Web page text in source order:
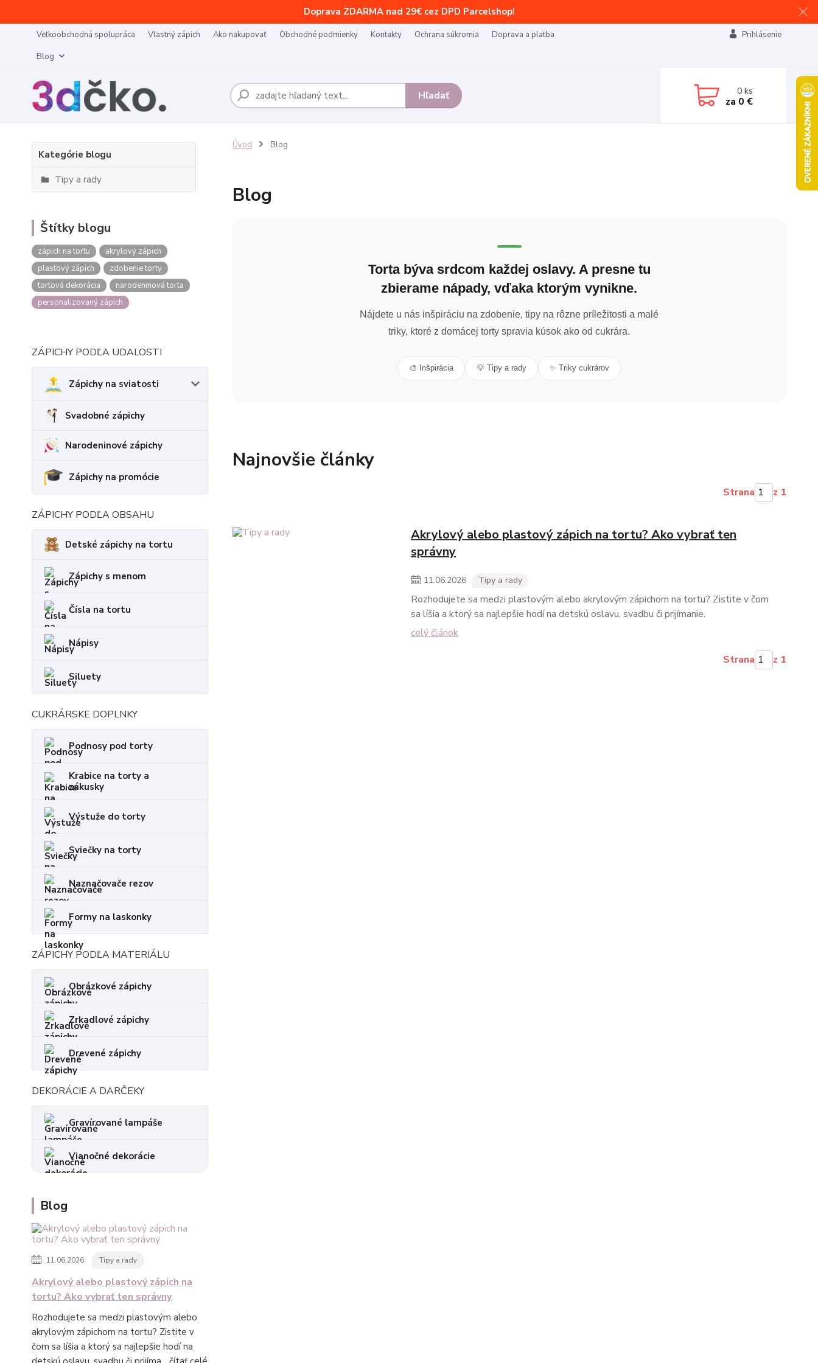
Doprava ZDARMA nad 29€ cez DPD Parcelshop!
Veľkoobchodná spolupráca Vlastný zápich Ako nakupovať Obchodné podmienky Kontakty Ochrana súkromia
Doprava a platba
Blog
Prihlásenie
Hľadať 0ks
za 0 €
Kategórie blogu
Tipy a rady
Štítky blogu
zápich na tortu
akrylový zápich
plastový zápich
zdobenie torty
tortová dekorácia
narodeninová torta
personalizovaný zápich
ZÁPICHY PODĽA UDALOSTI
Zápichy na sviatosti
Svadobné zápichy
Narodeninové zápichy
Zápichy na promócie
ZÁPICHY PODĽA OBSAHU
Detské zápichy na tortu
Zápichy s menom
Čísla na tortu
Nápisy
Siluety
CUKRÁRSKE DOPLNKY
Podnosy pod torty
Krabice na torty a
zákusky
Výstuže do torty
Sviečky na torty
Naznačovače rezov
Formy na laskonky
ZÁPICHY PODĽA MATERIÁLU
Obrázkové zápichy
Zrkadlové zápichy
Drevené zápichy
DEKORÁCIE A DARČEKY
Gravírované lampáše
Vianočné dekorácie
Blog
11.06.2026 Tipy a rady
Akrylový alebo plastový zápich na
tortu? Ako vybrať ten správny
Rozhodujete sa medzi plastovým alebo
akrylovým zápichom na tortu? Zistite v
čom sa líšia a ktorý sa najlepšie hodí na
Úvod Blog
Blog
Torta býva srdcom každej oslavy. A presne tu
zbierame nápady, vďaka ktorým vynikne.
Nájdete u nás inšpiráciu na zdobenie, tipy na rôzne príležitosti a malé
triky, ktoré z domácej torty spravia kúsok ako od cukrára.
🎨 Inšpirácia 💡 Tipy a rady ✨ Triky cukrárov
Najnovšie články
Strana z 1
Akrylový alebo plastový zápich na tortu? Ako vybrať ten
správny
11.06.2026 Tipy a rady
Rozhodujete sa medzi plastovým alebo akrylovým zápichom na tortu? Zistite v čom
sa líšia a ktorý sa najlepšie hodí na detskú oslavu, svadbu či prijímanie.
celý článok
Strana
z 1